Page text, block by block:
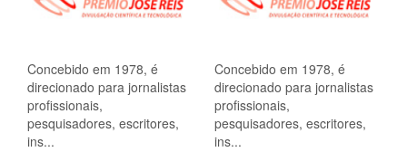
Concebido em 1978, é
direcionado para jornalistas
profissionais,
pesquisadores, escritores,
ins...
Concebido em 1978, é
direcionado para jornalistas
profissionais,
pesquisadores, escritores,
ins...